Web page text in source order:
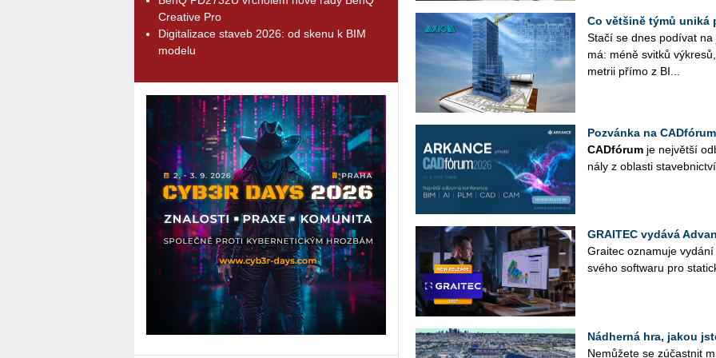
Creative Pro
Digitalizace staveb 2026: od skenu k BIM
modelu
Co většině týmů uniká
Stačí se dnes po­dí­vat
má: méně svit­ků
me­t­rii přímo z BI...
Pozvánka na
CAD­fó­rum je nej­vět­ší
ná­ly z ob­las­ti
GRAITEC vydává
Grai­tec ozna­mu­je
svého soft­wa­ru pro
Nádherná hra, jakou
Ne­mů­že­te se zú­čast­nit